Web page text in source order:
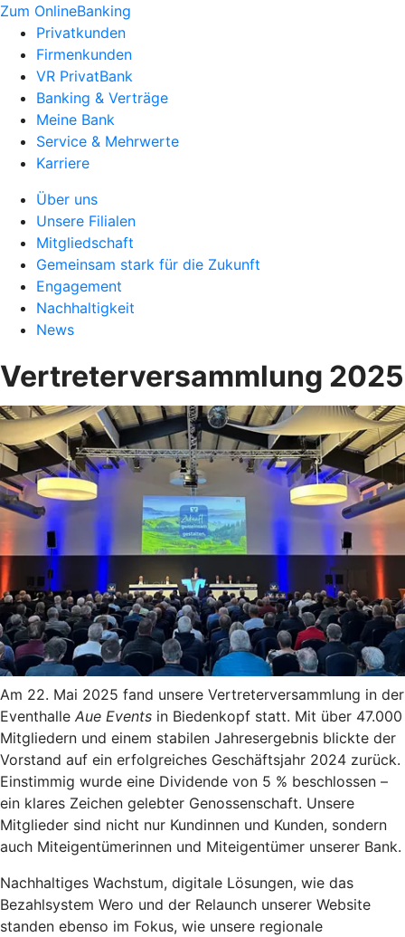
Zum OnlineBanking
Privatkunden
Firmenkunden
VR PrivatBank
Banking & Verträge
Meine Bank
Service & Mehrwerte
Karriere
Über uns
Unsere Filialen
Mitgliedschaft
Gemeinsam stark für die Zukunft
Engagement
Nachhaltigkeit
News
Vertreterversammlung 2025
Am 22. Mai 2025 fand unsere Vertreterversammlung in der
Eventhalle Aue Events in Biedenkopf statt. Mit über 47.000
Mitgliedern und einem stabilen Jahresergebnis blickte der
Vorstand auf ein erfolgreiches Geschäftsjahr 2024 zurück.
Einstimmig wurde eine Dividende von 5 % beschlossen –
ein klares Zeichen gelebter Genossenschaft. Unsere
Mitglieder sind nicht nur Kundinnen und Kunden, sondern
auch Miteigentümerinnen und Miteigentümer unserer Bank.
Nachhaltiges Wachstum, digitale Lösungen, wie das
Bezahlsystem Wero und der Relaunch unserer Website
standen ebenso im Fokus, wie unsere regionale